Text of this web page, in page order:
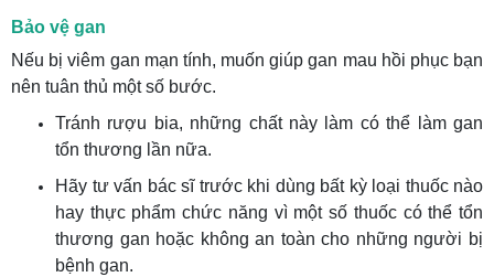
Bảo vệ gan
Nếu bị viêm gan mạn tính, muốn giúp gan mau hồi phục bạn
nên tuân thủ một số bước.
Tránh rượu bia, những chất này làm có thể làm gan
tổn thương lần nữa.
Hãy tư vấn bác sĩ trước khi dùng bất kỳ loại thuốc nào
hay thực phẩm chức năng vì một số thuốc có thể tổn
thương gan hoặc không an toàn cho những người bị
bệnh gan.